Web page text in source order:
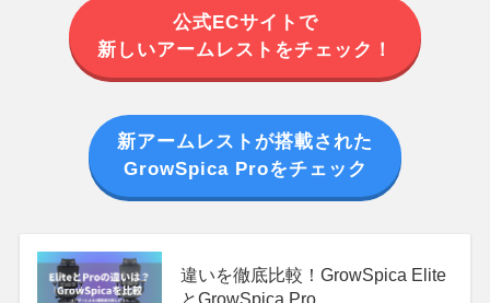
公式ECサイトで
新しいアームレストをチェック！
新アームレストが搭載された
GrowSpica Proをチェック
違いを徹底比較！GrowSpica Elite
とGrowSpica Pro